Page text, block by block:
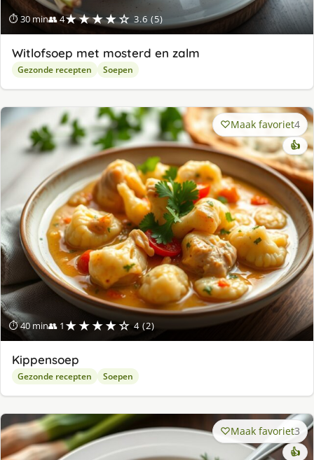
⏱ 30 min👥 4★★★★☆ 3.6 (5)
Witlofsoep met mosterd en zalm
Gezonde recepten Soepen
⏱ 40 min👥 1 ★★★★☆ 4 (2)
Maak favoriet4
👍
Kippensoep
Gezonde recepten Soepen
Maak favoriet3
👍